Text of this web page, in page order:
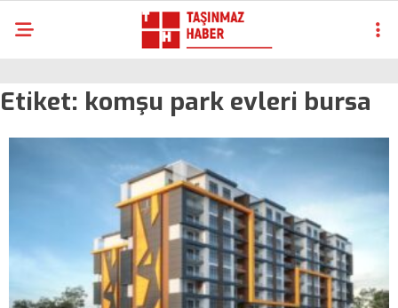
Etiket: komşu park evleri bursa